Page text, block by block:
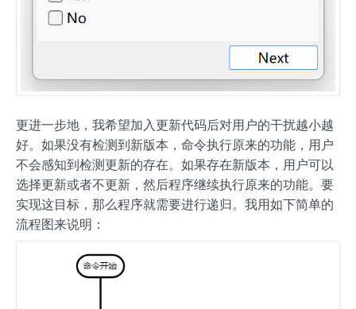
更进一步地，我希望加入更新代码后对用户的干扰越小越
好。如果没有检测到新版本，命令执行原来的功能，用户
不会感知到检测更新的存在。如果存在新版本，用户可以
选择更新或者不更新，然后程序继续执行原来的功能。要
实现这目标，那么程序就需要进行递归。我用如下简单的
流程图来说明：